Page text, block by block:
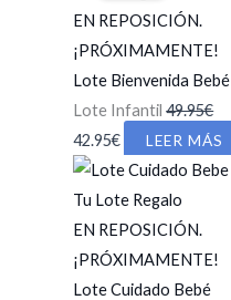
era:
29.95€.
es:
24.95€.
EN REPOSICIÓN.
¡PRÓXIMAMENTE!
Lote Bienvenida Bebé
Lote Infantil49.95€
El
precio
original
era:
49.95€.
42.95€El
precio
actual
es:
42.95€.
LEER MÁS
EN REPOSICIÓN.
¡PRÓXIMAMENTE!
Lote Cuidado Bebé